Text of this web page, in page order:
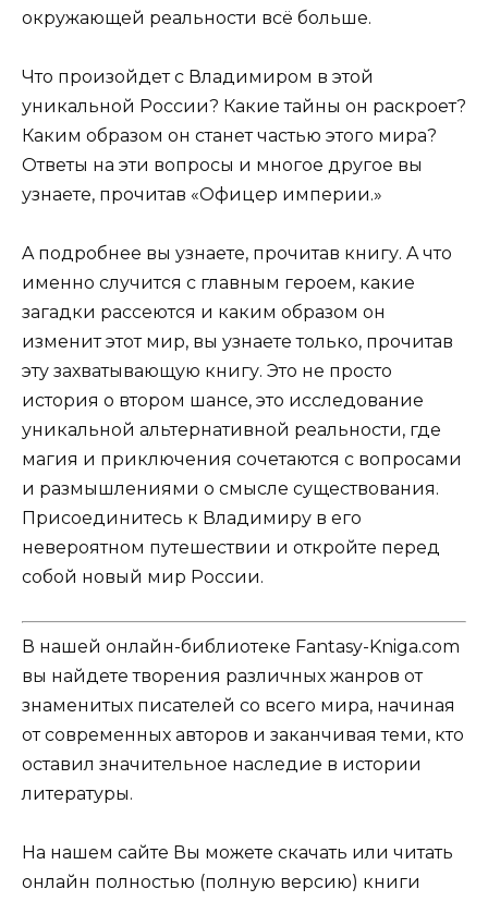
окружающей реальности всё больше.
Что произойдет с Владимиром в этой
уникальной России? Какие тайны он раскроет?
Каким образом он станет частью этого мира?
Ответы на эти вопросы и многое другое вы
узнаете, прочитав «Офицер империи.»
A подробнее вы узнаете, прочитав книгу. A что
именно случится с главным героем, какие
загадки рассеются и каким образом он
изменит этот мир, вы узнаете только, прочитав
эту захватывающую книгу. Это не просто
история о втором шансе, это исследование
уникальной альтернативной реальности, где
магия и приключения сочетаются с вопросами
и размышлениями о смысле существования.
Присоединитесь к Владимиру в его
невероятном путешествии и откройте перед
собой новый мир России.
В нашей онлайн-библиотеке Fantasy-Kniga.com
вы найдете творения различных жанров от
знаменитых писателей со всего мира, начиная
от современных авторов и заканчивая теми, кто
оставил значительное наследие в истории
литературы.
На нашем сайте Вы можете скачать или читать
онлайн полностью (полную версию) книги